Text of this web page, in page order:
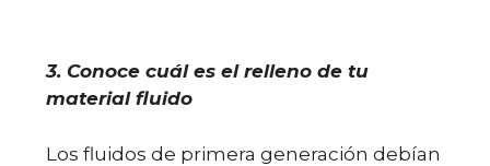
3. Conoce cuál es el relleno de tu
material fluido
Los fluidos de primera generación debían